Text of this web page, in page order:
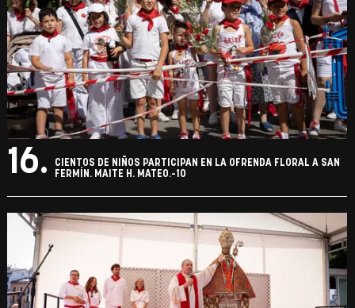
16.
CIENTOS DE NIÑOS PARTICIPAN EN LA OFRENDA FLORAL A SAN
FERMÍN. MAITE H. MATEO.-10